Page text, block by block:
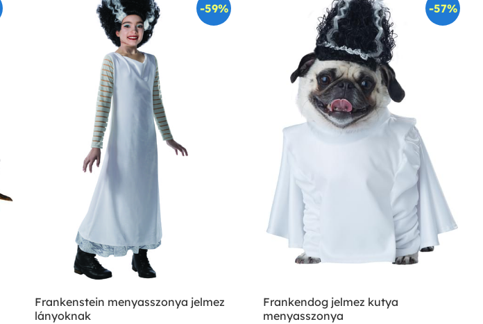
-59%
Frankenstein menyasszonya jelmez
lányoknak
-57%
Frankendog jelmez kutya
menyasszonya